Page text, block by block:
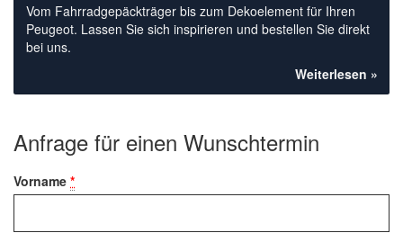
Vom Fahrradgepäckträger bis zum Dekoelement für Ihren
Peugeot. Lassen Sie sich inspirieren und bestellen Sie direkt
bei uns.
Weiterlesen »
Anfrage für einen Wunschtermin
Vorname *